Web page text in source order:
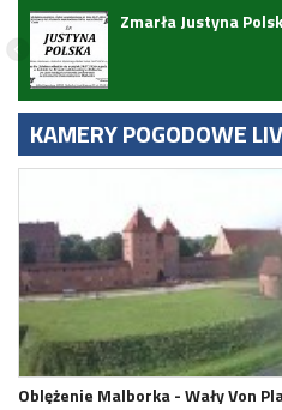
Zmarła Justyna
KAMERY POGODOWE
Oblężenie Malborka - Wały Von